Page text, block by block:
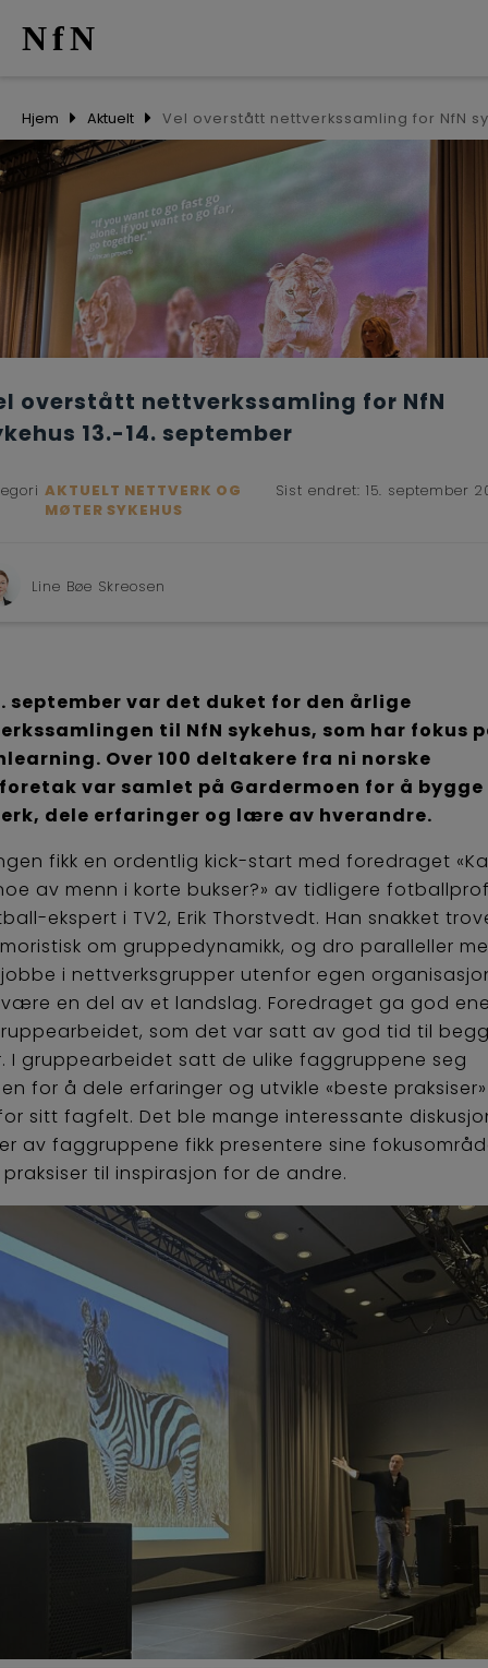
AKTUELT
NETTVERK
OM OSS
NfN
Hjem Aktuelt
overstått nettverkssamling for NfN
13.-14. september
AKTUELT NETTVERK OG
MØTER SYKEHUS
Sist endret: 15. september
Line Bøe Skreosen
september var det duket for den årlige
til NfN sykehus, som har fokus
Over 100 deltakere fra ni norske
var samlet på Gardermoen for å bygge
dele erfaringer og lære av hverandre.
fikk en ordentlig kick-start med foredraget
av menn i korte bukser?» av tidligere
ekspert i TV2, Erik Thorstvedt. Han snakket
om gruppedynamikk, og dro paralleller
i nettverksgrupper utenfor egen
en del av et landslag. Foredraget ga god
som det var satt av god tid til
I gruppearbeidet satt de ulike faggruppene seg
for å dele erfaringer og utvikle «beste praksiser»
sitt fagfelt. Det ble mange interessante
av faggruppene fikk presentere sine
til inspirasjon for de andre.